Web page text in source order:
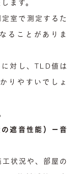
ます。
室で測定するた
ることがありま
対し、TLD値は
りやすいでしょ
遮音性能）－音
状況や、部屋の